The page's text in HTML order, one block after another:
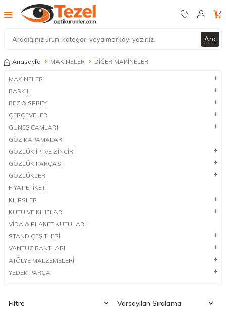
Ara
0 0
Anasayfa MAKİNELER DİĞER MAKİNELER
MAKİNELER
BASKILI
BEZ & SPREY
ÇERÇEVELER
GÜNEŞ CAMLARI
GÖZ KAPAMALAR
GÖZLÜK İPİ VE ZİNCİRİ
GÖZLÜK PARÇASI
GÖZLÜKLER
FİYAT ETİKETİ
KLİPSLER
KUTU VE KILIFLAR
VİDA & PLAKET KUTULARI
STAND ÇEŞİTLERİ
VANTUZ BANTLARI
ATÖLYE MALZEMELERİ
YEDEK PARÇA
Filtre